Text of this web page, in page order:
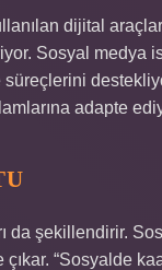
dijital
Sosyal medya
adapte
da şekillendirir.
“Sosyalde